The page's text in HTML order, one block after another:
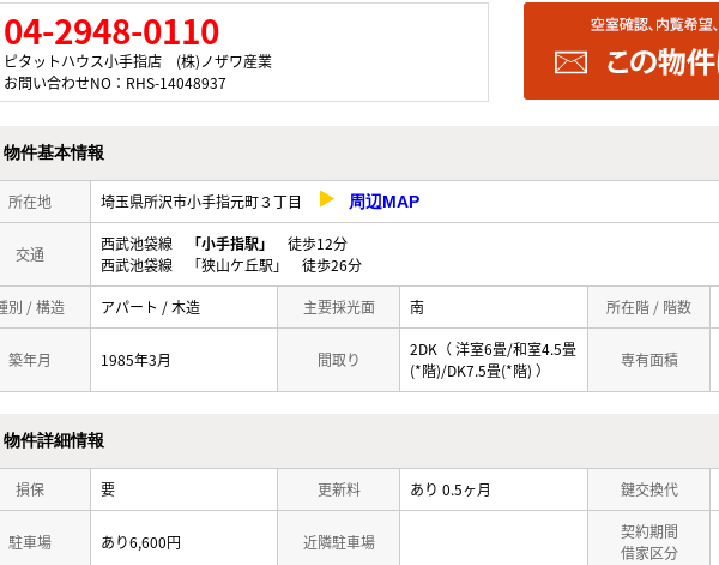
04-2948-0110
ピタットハウス小手指店 (株)ノザワ産業
お問い合わせNO：RHS-14048937
物件基本情報
所在地 埼玉県所沢市小手指元町３丁目 周辺MAP
交通
西武池袋線 「小手指駅」
徒歩12分
西武池袋線 「狭山ケ丘駅」 徒歩26分
別 / 構造 アパート / 木造 主要採光面 南 所在階 / 階数
築年月 1985年3月 間取り
2DK（ 洋室6畳/和室4.5畳
(*階)/DK7.5畳(*階) ）
専有面積
物件詳細情報
損保 要 更新料 あり 0.5ヶ月 鍵交換代
駐車場 あり6,600円 近隣駐車場
契約期間
借家区分